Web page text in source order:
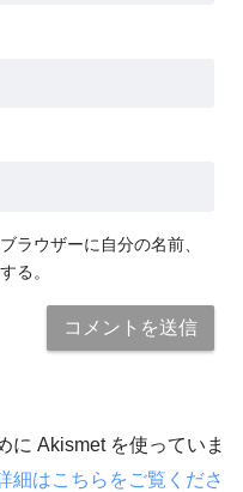
ラウザーに自分の名前、
る。
に Akismet を使っていま
細はこちらをご覧くださ